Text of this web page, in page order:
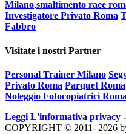
Milano,smaltimento raee
Investigatore Privato Roma
Fabbro
Visitate i nostri Partner
Personal Trainer Milano
Privato Roma Parquet Roma
Noleggio Fotocopiatrici Roma
Leggi L'informativa privacy -
COPYRIGHT © 2011- 2026